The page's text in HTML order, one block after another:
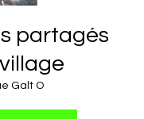
partagés
Galt O